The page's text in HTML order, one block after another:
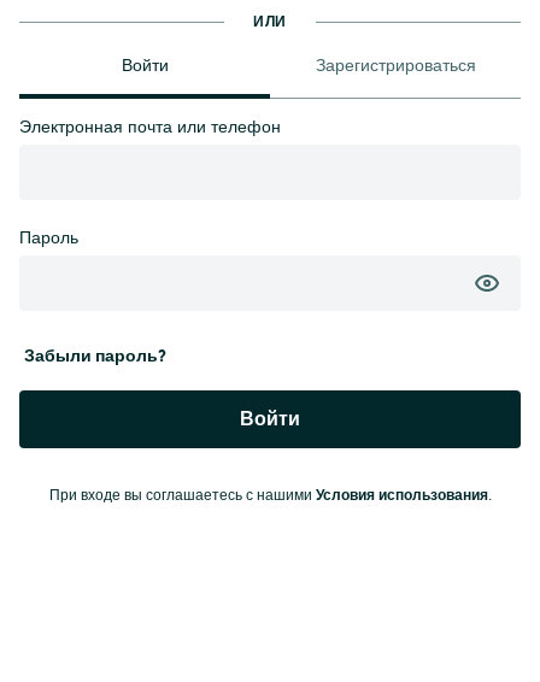
ИЛИ
Войти Зарегистрироваться
Электронная почта или телефон
Пароль
Забыли пароль?
Войти
При входе вы соглашаетесь с нашими Условия использования.